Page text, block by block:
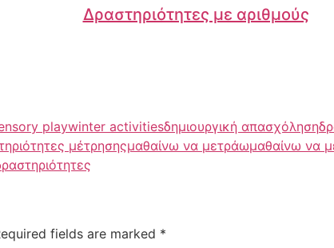
Δραστηριότητες με αριθμούς
playwinter activitiesδημιουργική απασχόληση
μέτρησηςμαθαίνω να μετράωμαθαίνω να
fields are marked *